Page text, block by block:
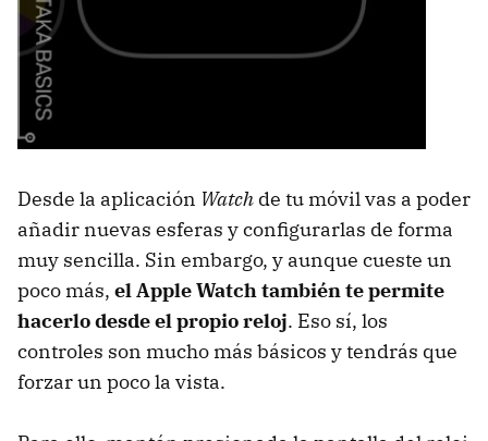
Desde la aplicación Watch de tu móvil vas a poder
añadir nuevas esferas y configurarlas de forma
muy sencilla. Sin embargo, y aunque cueste un
poco más, el Apple Watch también te permite
hacerlo desde el propio reloj. Eso sí, los
controles son mucho más básicos y tendrás que
forzar un poco la vista.